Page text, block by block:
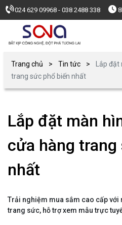
024 629 09968 - 038 2488 338
Trang chủ Tin tức
Lắp
trang sức phổ biến nhất
Lắp đặt màn
cửa hàng
nhất
Trải nghiệm mua sắm cao cấp với
trang sức, hỗ trợ xem mẫu trực